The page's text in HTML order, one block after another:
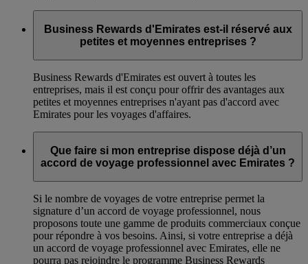
Business Rewards d'Emirates est-il réservé aux
petites et moyennes entreprises ?
Business Rewards d'Emirates est ouvert à toutes les
entreprises, mais il est conçu pour offrir des avantages aux
petites et moyennes entreprises n'ayant pas d'accord avec
Emirates pour les voyages d'affaires.
Que faire si mon entreprise dispose déjà d’un
accord de voyage professionnel avec Emirates ?
Si le nombre de voyages de votre entreprise permet la
signature d’un accord de voyage professionnel, nous
proposons toute une gamme de produits commerciaux conçue
pour répondre à vos besoins. Ainsi, si votre entreprise a déjà
un accord de voyage professionnel avec Emirates, elle ne
pourra pas rejoindre le programme Business Rewards